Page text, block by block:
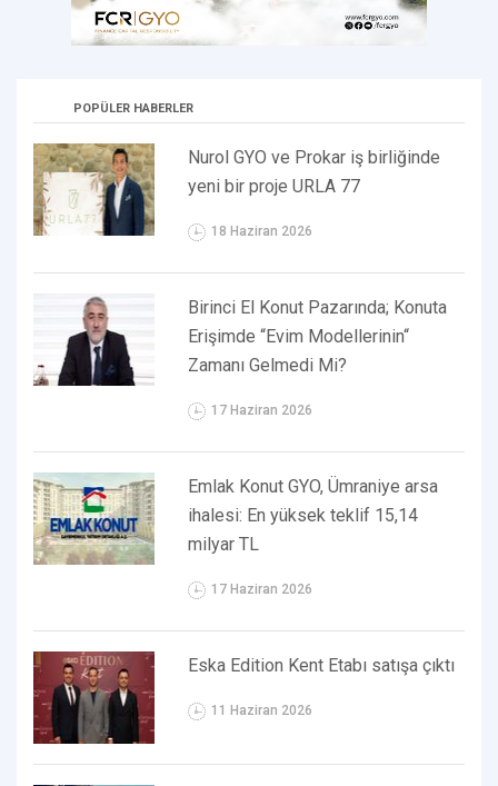
POPÜLER HABERLER
Nurol GYO ve Prokar iş birliğinde
yeni bir proje URLA 77
18 Haziran 2026
Birinci El Konut Pazarında; Konuta
Erişimde “Evim Modellerinin“
Zamanı Gelmedi Mi?
17 Haziran 2026
Emlak Konut GYO, Ümraniye arsa
ihalesi: En yüksek teklif 15,14
milyar TL
17 Haziran 2026
Eska Edition Kent Etabı satışa çıktı
11 Haziran 2026